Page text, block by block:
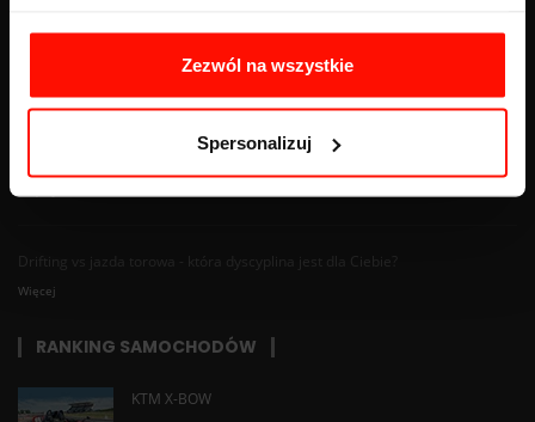
Zezwól na wszystkie
Spersonalizuj
Znaki nakazu - pełna lista z opisem, wyglądem i znaczeniem
Drifting vs jazda torowa - która dyscyplina jest dla Ciebie?
Więcej
RANKING SAMOCHODÓW
KTM X-BOW